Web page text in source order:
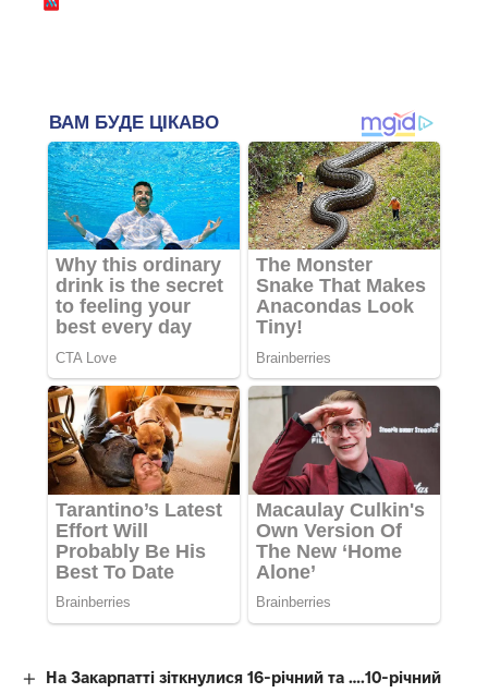
На Закарпатті зіткнулися 16-річний та ….10-річний